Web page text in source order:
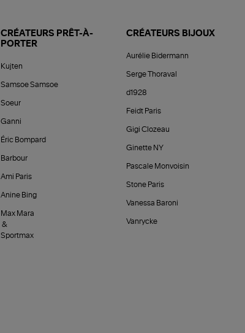
CRÉATEURS PRÊT-À-
PORTER
Kujten
Samsoe Samsoe
Soeur
Ganni
Éric Bompard
Barbour
Ami Paris
Anine Bing
Max Mara
&
Sportmax
CRÉATEURS BIJOUX
Aurélie Bidermann
Serge Thoraval
d1928
Feidt Paris
Gigi Clozeau
Ginette NY
Pascale Monvoisin
Stone Paris
Vanessa Baroni
Vanrycke